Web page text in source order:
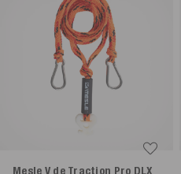
Mesle V de Traction Pro DLX